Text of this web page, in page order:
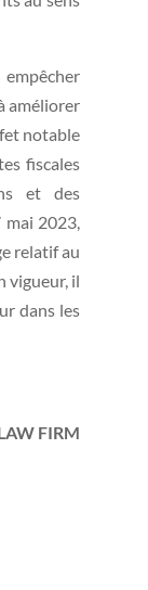
améliorer
notable
fiscales
et des
2023,
relatif au
vigueur, il
dans les
FIRM